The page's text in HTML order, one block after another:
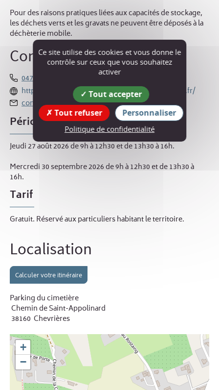
Pour des raisons pratiques liées aux capacités de stockage,
les déchets verts et les gravats ne peuvent être déposés à la
déchèterie mobile.
Contact
0476386603
0476384548
http://www.dechets.saintmarcellin-vercors-isere.fr/
contact.dechets@smvic.fr
Périodes d'ouverture
Jeudi 27 août 2026 de 9h à 12h30 et de 13h30 à 16h.
Mercredi 30 septembre 2026 de 9h à 12h30 et de 13h30 à
16h.
Tarif
Gratuit. Réservé aux particuliers habitant le territoire.
Localisation
Calculer votre itinéraire
Parking du cimetière
Chemin de Saint-Appolinard
38160 Chevrières
+
−
Ce site utilise des cookies et vous donne le
contrôle sur ceux que vous souhaitez
activer
Tout accepter
Tout refuser
Personnaliser
Politique de confidentialité